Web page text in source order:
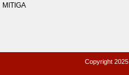
MITIGA
Copyright 2025